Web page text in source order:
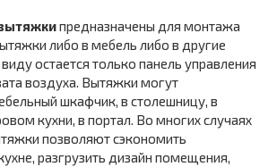
предназначены для монтажа
либо в мебель либо в другие
остается только панель управления
воздуха. Вытяжки могут
шкафчик, в столешницу, в
кухни, в портал. Во многих случаях
позволяют сэкономить
разгрузить дизайн помещения,